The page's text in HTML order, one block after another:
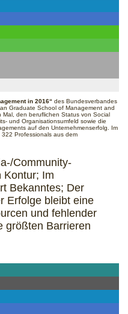
in 2016“ des Bundesverbandes
Graduate School of Management and
den beruflichen Status von Social
und Organisationsumfeld sowie die
auf den Unternehmenserfolg. Im
Professionals aus dem
Community-
Kontur; Im
Bekanntes; Der
Erfolge bleibt eine
und fehlender
größten Barrieren